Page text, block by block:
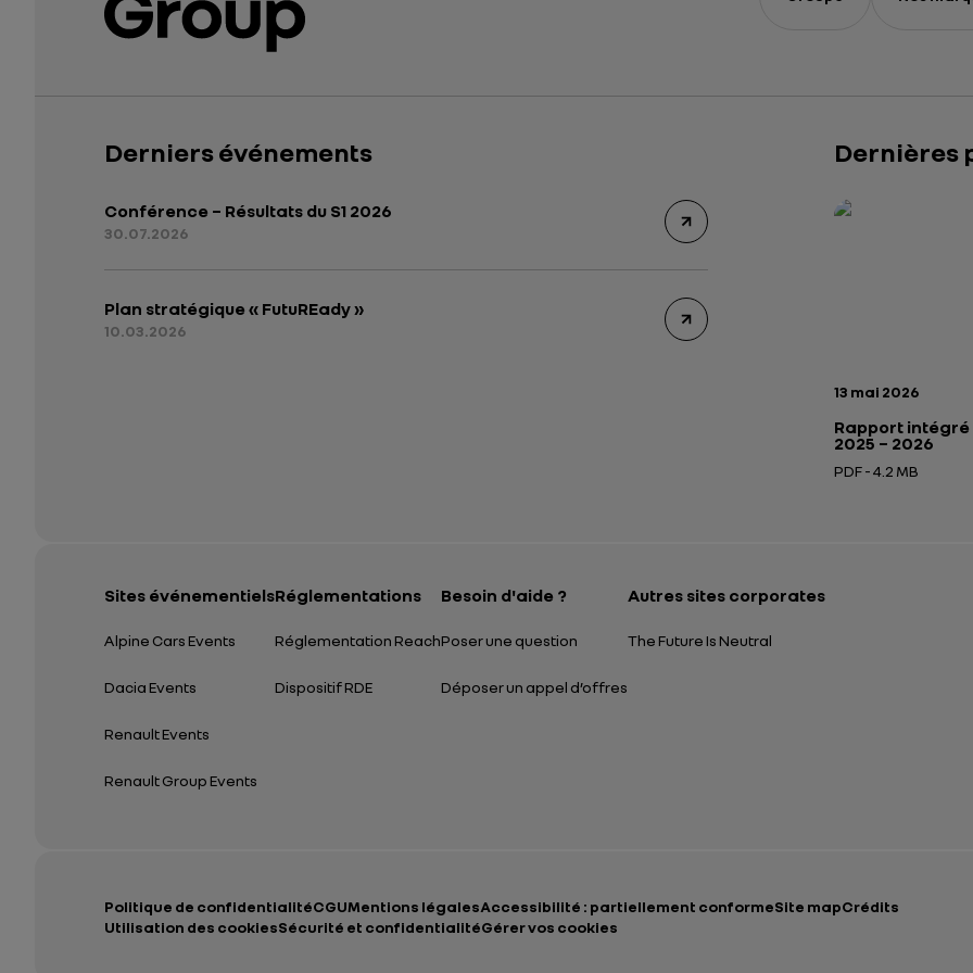
Derniers événements
Conférence – Résultats du S1 2026
30.07.2026
Plan stratégique « FutuREady »
10.03.2026
Dernières
Date de
13 mai 2026
Rapport intégré
2025 – 2026
PDF - 4.2 MB
Ouverture dans
Rapport intégré
Présentation
Sites événementiels
Alpine Cars Events
Dacia Events
Renault Events
Renault Group Events
Réglementations
Réglementation Reach
Dispositif RDE
Besoin d'aide ?
Poser une question
Déposer un appel d’offres
Autres sites corporates
The Future Is Neutral
Politique de confidentialitéCGUMentions légalesAccessibilité : partiellement conformeSite mapCrédits
Utilisation des cookiesSécurité et confidentialitéGérer vos cookies